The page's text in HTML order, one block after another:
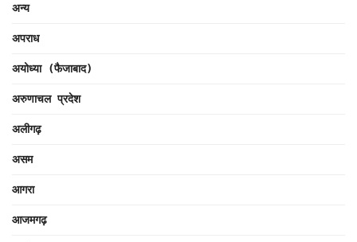
अन्य
अपराध
अयोध्या (फैजाबाद)
अरुणाचल प्रदेश
अलीगढ़
असम
आगरा
आजमगढ़